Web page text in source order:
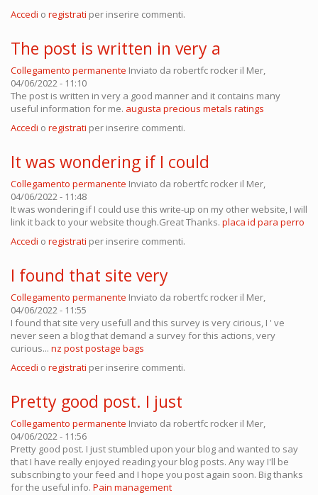
Accedi o registrati per inserire commenti.
The post is written in very a
Collegamento permanente Inviato da robertfc rocker il Mer,
04/06/2022 - 11:10
The post is written in very a good manner and it contains many
useful information for me. augusta precious metals ratings
Accedi o registrati per inserire commenti.
It was wondering if I could
Collegamento permanente Inviato da robertfc rocker il Mer,
04/06/2022 - 11:48
It was wondering if I could use this write-up on my other website, I will
link it back to your website though.Great Thanks. placa id para perro
Accedi o registrati per inserire commenti.
I found that site very
Collegamento permanente Inviato da robertfc rocker il Mer,
04/06/2022 - 11:55
I found that site very usefull and this survey is very cirious, I ' ve
never seen a blog that demand a survey for this actions, very
curious... nz post postage bags
Accedi o registrati per inserire commenti.
Pretty good post. I just
Collegamento permanente Inviato da robertfc rocker il Mer,
04/06/2022 - 11:56
Pretty good post. I just stumbled upon your blog and wanted to say
that I have really enjoyed reading your blog posts. Any way I'll be
subscribing to your feed and I hope you post again soon. Big thanks
for the useful info. Pain management